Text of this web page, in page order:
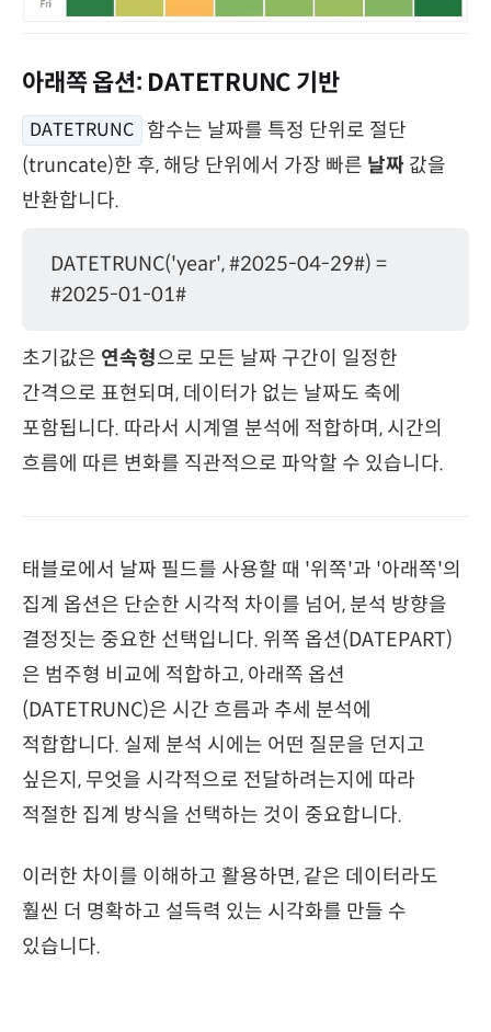
아래쪽 옵션: DATETRUNC 기반
DATETRUNC
함수는 날짜를 특정 단위로 절단
(truncate)한 후, 해당 단위에서 가장 빠른 날짜 값을
반환합니다.​
DATETRUNC('year', #2025-04-29#) =
#2025-01-01#
초기값은 연속형으로 모든 날짜 구간이 일정한
간격으로 표현되며, 데이터가 없는 날짜도 축에
포함됩니다. 따라서 시계열 분석에 적합하며, 시간의
흐름에 따른 변화를 직관적으로 파악할 수 있습니다.
태블로에서 날짜 필드를 사용할 때 '위쪽'과 '아래쪽'의
집계 옵션은 단순한 시각적 차이를 넘어, 분석 방향을
결정짓는 중요한 선택입니다. 위쪽 옵션(DATEPART)
은 범주형 비교에 적합하고, 아래쪽 옵션
(DATETRUNC)은 시간 흐름과 추세 분석에
적합합니다. 실제 분석 시에는 어떤 질문을 던지고
싶은지, 무엇을 시각적으로 전달하려는지에 따라
적절한 집계 방식을 선택하는 것이 중요합니다.​
이러한 차이를 이해하고 활용하면, 같은 데이터라도
훨씬 더 명확하고 설득력 있는 시각화를 만들 수
있습니다.